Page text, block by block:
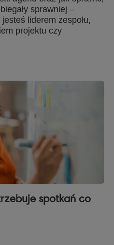
sprawniej –
liderem zespołu,
projektu czy
spotkań co